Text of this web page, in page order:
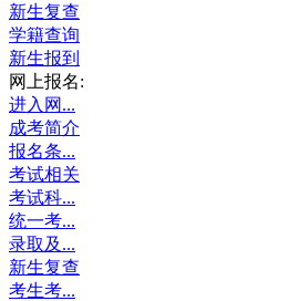
新生复查
学籍查询
新生报到
网上报名:
进入网...
成考简介
报名条...
考试相关
考试科...
统一考...
录取及...
新生复查
考生考...